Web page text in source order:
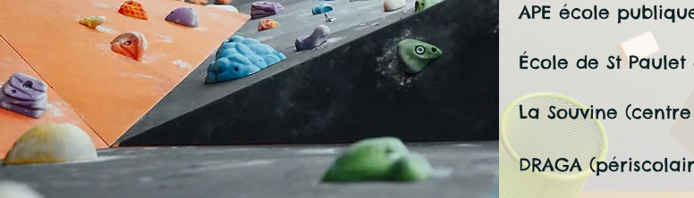
APE école
École de St Paulet
La Souvine
DRAGA